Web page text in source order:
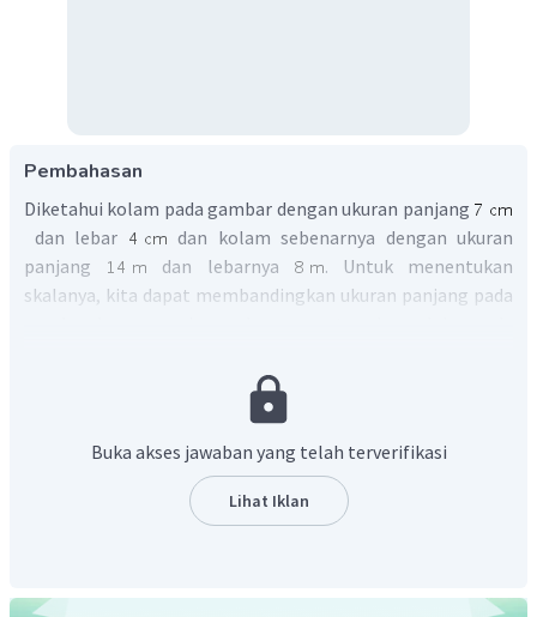
Pembahasan
Diketahui kolam pada gambar dengan ukuran panjang
dan lebar
dan kolam sebenarnya dengan ukuran
panjang
dan lebarnya
. Untuk menentukan
skalanya, kita dapat membandingkan ukuran panjang pada
=
=
panjang
panjang
14 m
cm
1400 cm
1400÷7
7÷7
200
1 : 200
Buka akses jawaban yang telah terverifikasi
Lihat Iklan